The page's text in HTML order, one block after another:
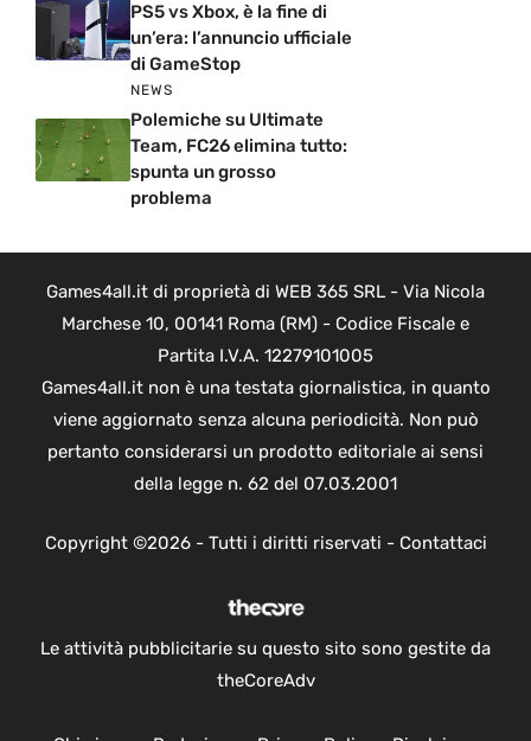
PS5 vs Xbox, è la fine di
un’era: l’annuncio ufficiale
di GameStop
NEWS
Polemiche su Ultimate
Team, FC26 elimina tutto:
spunta un grosso
problema
Games4all.it di proprietà di WEB 365 SRL - Via Nicola
Marchese 10, 00141 Roma (RM) - Codice Fiscale e
Partita I.V.A. 12279101005
Games4all.it non è una testata giornalistica, in quanto
viene aggiornato senza alcuna periodicità. Non può
pertanto considerarsi un prodotto editoriale ai sensi
della legge n. 62 del 07.03.2001
Copyright ©2026 - Tutti i diritti riservati - Contattaci
Le attività pubblicitarie su questo sito sono gestite da
theCoreAdv